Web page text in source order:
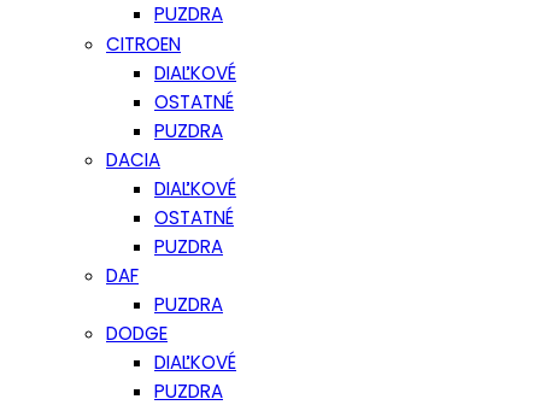
PUZDRA
CITROEN
DIAĽKOVÉ
OSTATNÉ
PUZDRA
DACIA
DIAĽKOVÉ
OSTATNÉ
PUZDRA
DAF
PUZDRA
DODGE
DIAĽKOVÉ
PUZDRA